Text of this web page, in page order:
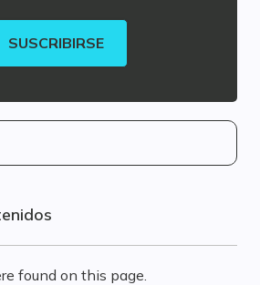
SUSCRIBIRSE
found on this page.